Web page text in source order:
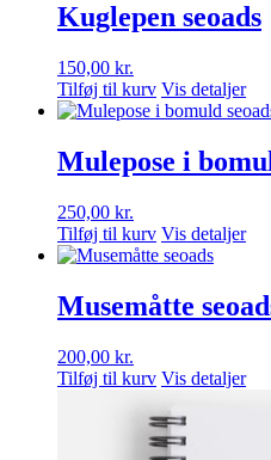
Kuglepen seoads
150,00 kr.
Tilføj til kurv Vis detaljer
Mulepose i
250,00 kr.
Tilføj til kurv Vis detaljer
Musemåtte
200,00 kr.
Tilføj til kurv Vis detaljer